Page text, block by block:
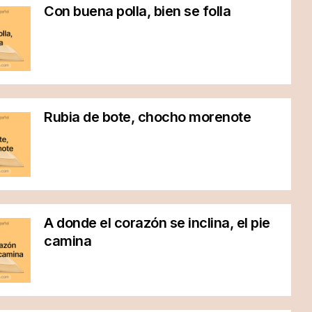
Con buena polla, bien se folla
Rubia de bote, chocho morenote
A donde el corazón se inclina, el pie
camina